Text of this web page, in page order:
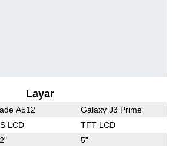
Layar
A512 Galaxy J3 Prime
LCD TFT LCD
5"